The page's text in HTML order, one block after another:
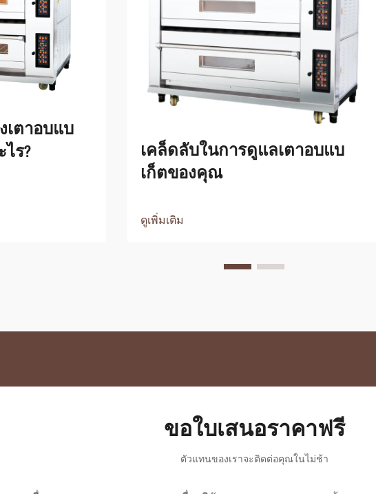
ตาอบแบ
ร?
เคล็ดลับในการดูแลเตาอบแบ
เก็ตของคุณ
ดูเพิ่มเติม
ขอใบเสนอราคาฟรี
ตัวแทนของเราจะติดต่อคุณในไม่ช้า